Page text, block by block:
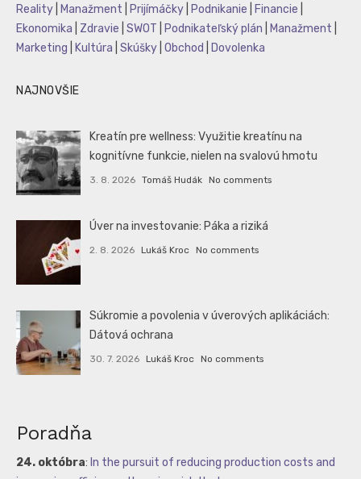
Reality
Manažment Prijímáčky Podnikanie Financie
Ekonomika
Zdravie SWOT Podnikateľský plán Manažment
Marketing
Kultúra Skúšky Obchod Dovolenka
NAJNOVŠIE
Kreatín pre wellness: Využitie kreatínu na
kognitívne funkcie, nielen na svalovú hmotu
3. 8. 2026 Tomáš Hudák No comments
Úver na investovanie: Páka a riziká
2. 8. 2026 Lukáš Kroc No comments
Súkromie a povolenia v úverových aplikáciách:
Dátová ochrana
30. 7. 2026 Lukáš Kroc No comments
Poradňa
24. októbra: In the pursuit of reducing production costs and